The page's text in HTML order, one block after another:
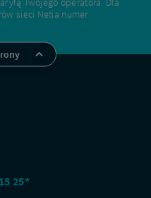
sieci Netia numer
25*